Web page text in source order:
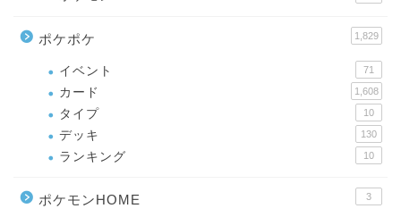
ポケポケ 1,829
イベント 71
カード 1,608
タイプ 10
デッキ 130
ランキング 10
ポケモンHOME 3